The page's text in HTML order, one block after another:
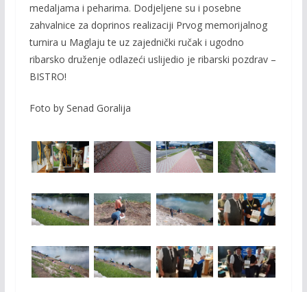
medaljama i peharima. Dodjeljene su i posebne
zahvalnice za doprinos realizaciji Prvog memorijalnog
turnira u Maglaju te uz zajednički ručak i ugodno
ribarsko druženje odlazeći uslijedio je ribarski pozdrav –
BISTRO!
Foto by Senad Goralija